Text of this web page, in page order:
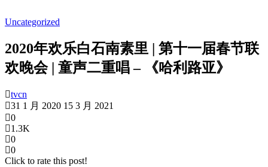
Uncategorized
2020年欢乐白石南素里 | 第十一届春节联
欢晚会 | 童声二重唱 – 《哈利路亚》
tvcn
31 1 月 2020 15 3 月 2021
0
1.3K
0
0
Click to rate this post!